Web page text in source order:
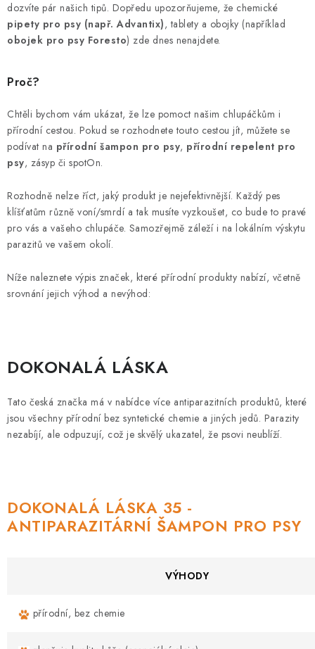
O nás Kontakty Doprava a platba
Výměna, vrácení a
Zásady použivání souboru cookies
Hodnocení obchodu
dozvíte pár našich tipů. Dopředu upozorňujeme, že chemické
pipety pro psy (např. Advantix), tablety a obojky (například
obojek pro psy Foresto) zde dnes nenajdete.
Proč?
Chtěli bychom vám ukázat, že lze pomoct našim chlupáčkům i
přírodní cestou. Pokud se rozhodnete touto cestou jít, můžete se
podívat na přírodní šampon pro psy, přírodní repelent pro
psy, zásyp či spotOn.
Rozhodně nelze říct, jaký produkt je nejefektivnější. Každý pes
klíšťatům různě voní/smrdí a tak musíte vyzkoušet, co bude to pravé
pro vás a vašeho chlupáče. Samozřejmě záleží i na lokálním výskytu
parazitů ve vašem okolí.
Níže naleznete výpis značek, které přírodní produkty nabízí, včetně
srovnání jejich výhod a nevýhod:
DOKONALÁ LÁSKA
Tato česká značka má v nabídce více antiparazitních produktů, které
jsou všechny přírodní bez syntetické chemie a jiných jedů. Parazity
nezabíjí, ale odpuzují, což je skvělý ukazatel, že psovi neublíží.
DOKONALÁ LÁSKA 35 -
ANTIPARAZITÁRNÍ ŠAMPON PRO PSY
VÝHODY
přírodní, bez chemie